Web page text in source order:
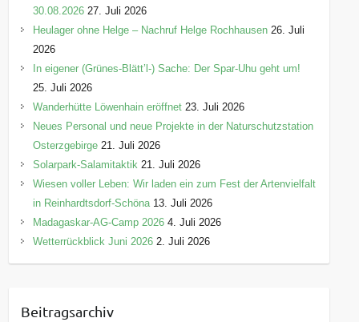
30.08.2026 27. Juli 2026
Heulager ohne Helge – Nachruf Helge Rochhausen 26. Juli
2026
In eigener (Grünes-Blätt’l-) Sache: Der Spar-Uhu geht um!
25. Juli 2026
Wanderhütte Löwenhain eröffnet 23. Juli 2026
Neues Personal und neue Projekte in der Naturschutzstation
Osterzgebirge 21. Juli 2026
Solarpark-Salamitaktik 21. Juli 2026
Wiesen voller Leben: Wir laden ein zum Fest der Artenvielfalt
in Reinhardtsdorf-Schöna 13. Juli 2026
Madagaskar-AG-Camp 2026 4. Juli 2026
Wetterrückblick Juni 2026 2. Juli 2026
Beitragsarchiv